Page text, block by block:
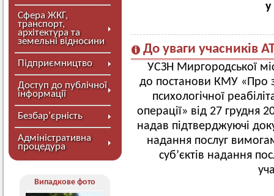
Сфера ЖКГ,
транспорт,
архітектура та
земельні відносини
Підприємництво
Доступ до публічної
інформації
Безбар’єрність
Адміністративна
процедура
Випадкове фото
у
До уваги учасників
УСЗН Миргородської
до постанови КМУ «Про
психологічної
операції» від 27 грудня
надав підтверджуючі
надання послуг
суб’єктів надання